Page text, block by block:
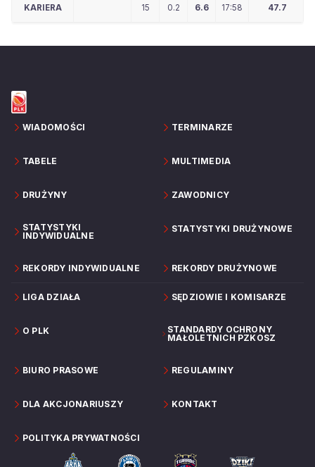
KARIERA 15 0.2 6.6 17:58 47.7
WIADOMOŚCI TERMINARZE
TABELE MULTIMEDIA
DRUŻYNY ZAWODNICY
STATYSTYKI
INDYWIDUALNE
STATYSTYKI DRUŻYNOWE
REKORDY INDYWIDUALNE REKORDY DRUŻYNOWE
LIGA DZIAŁA SĘDZIOWIE I KOMISARZE
O PLK
STANDARDY OCHRONY
MAŁOLETNICH PZKOSZ
BIURO PRASOWE REGULAMINY
DLA AKCJONARIUSZY KONTAKT
POLITYKA PRYWATNOŚCI